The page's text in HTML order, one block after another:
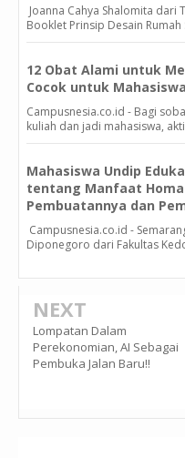
Joanna Cahya Shalomita dari
Booklet Prinsip Desain Rumah
12 Obat Alami untuk
Cocok untuk Mahasiswa
Campusnesia.co.id - Bagi
kuliah dan jadi mahasiswa,
Mahasiswa Undip
tentang Manfaat
Pembuatannya dan
Campusnesia.co.id -
Diponegoro dari Fakultas
NEXT
Lompatan Dalam
Perekonomian, AI Sebagai
Pembuka Jalan Baru!!